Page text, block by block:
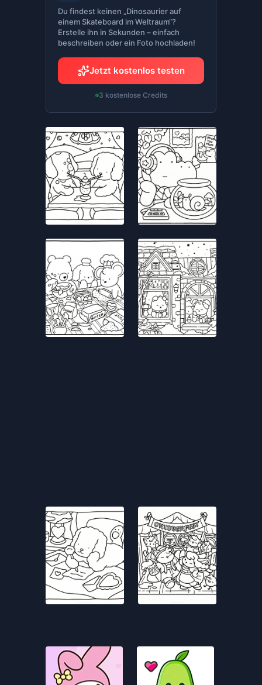
Du findest keinen „Dinosaurier auf
einem Skateboard im Weltraum“?
Erstelle ihn in Sekunden – einfach
beschreiben oder ein Foto hochladen!
Jetzt kostenlos testen
3 kostenlose Credits